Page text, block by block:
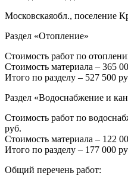
Московскаяобл., поселение
Раздел «Отопление»
Стоимость работ по
Стоимость материала – 365
Итого по разделу – 527 500
Раздел «Водоснабжение и
Стоимость работ по
руб.
Стоимость материала – 122
Итого по разделу – 177 000
Общий перечень работ: